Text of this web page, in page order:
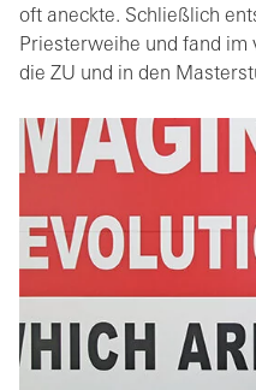
oft aneckte. Schließlich
Priesterweihe und fand im
die ZU und in den